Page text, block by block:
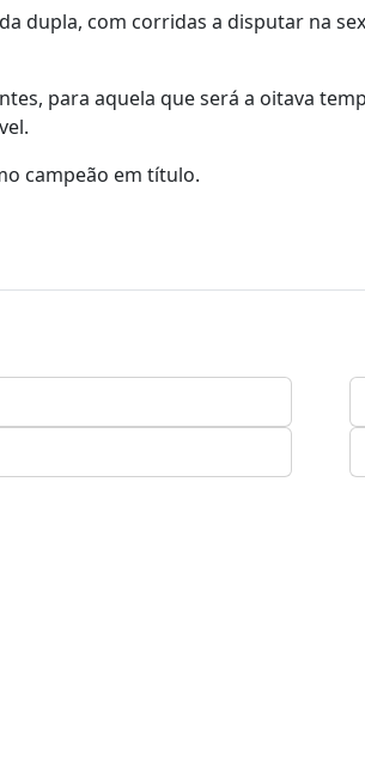
dupla, com corridas a disputar na
para aquela que será a oitava
campeão em título.